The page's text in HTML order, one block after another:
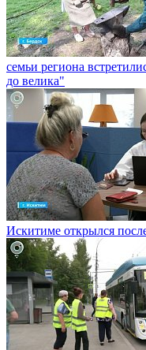
семьи региона
до велика"
Искитиме открылся